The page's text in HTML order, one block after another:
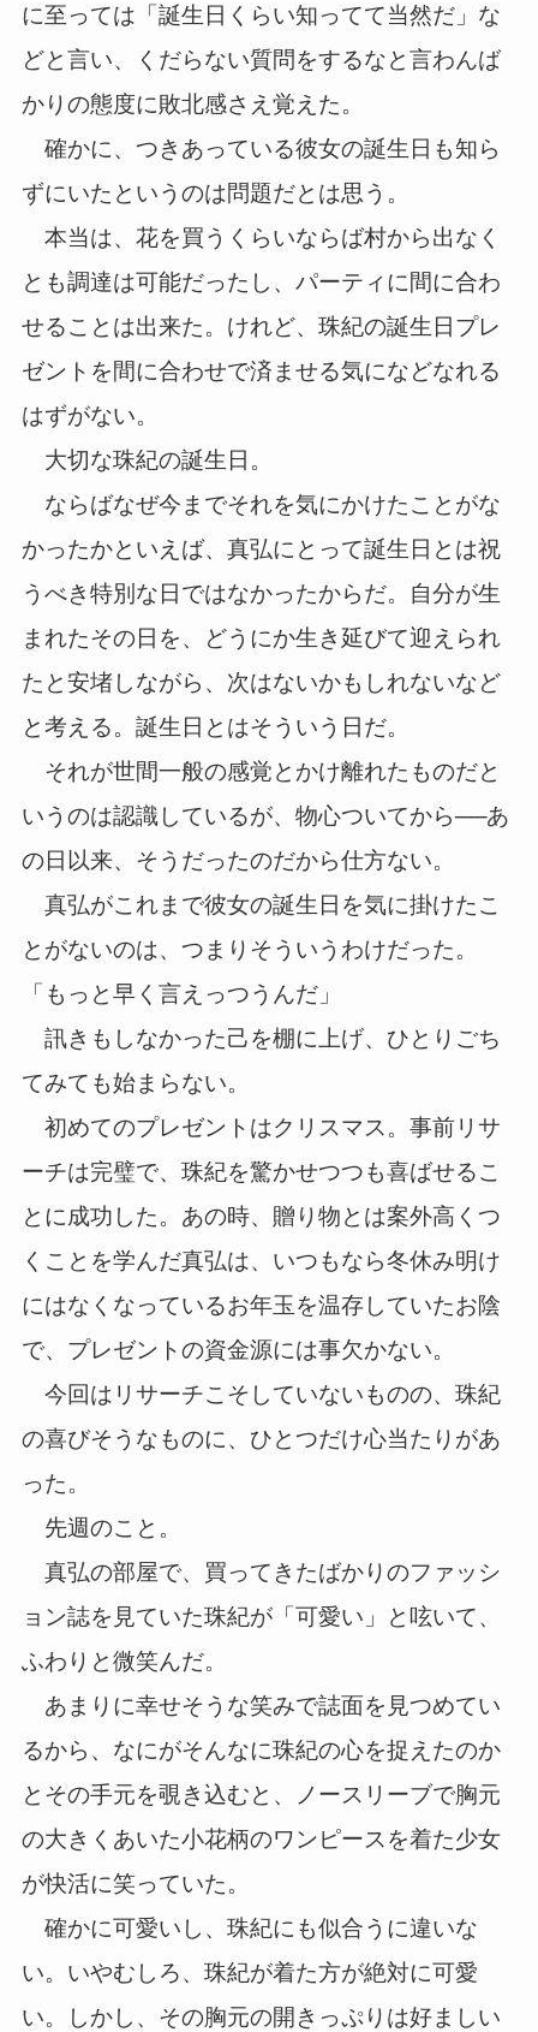
に至っては「誕生日くらい知ってて当然だ」な
どと言い、くだらない質問をするなと言わんば
かりの態度に敗北感さえ覚えた。
確かに、つきあっている彼女の誕生日も知ら
ずにいたというのは問題だとは思う。
本当は、花を買うくらいならば村から出なく
とも調達は可能だったし、パーティに間に合わ
せることは出来た。けれど、珠紀の誕生日プレ
ゼントを間に合わせで済ませる気になどなれる
はずがない。
大切な珠紀の誕生日。
ならばなぜ今までそれを気にかけたことがな
かったかといえば、真弘にとって誕生日とは祝
うべき特別な日ではなかったからだ。自分が生
まれたその日を、どうにか生き延びて迎えられ
たと安堵しながら、次はないかもしれないなど
と考える。誕生日とはそういう日だ。
それが世間一般の感覚とかけ離れたものだと
いうのは認識しているが、物心ついてから──あ
の日以来、そうだったのだから仕方ない。
真弘がこれまで彼女の誕生日を気に掛けたこ
とがないのは、つまりそういうわけだった。
「もっと早く言えっつうんだ」
訊きもしなかった己を棚に上げ、ひとりごち
てみても始まらない。
初めてのプレゼントはクリスマス。事前リサ
ーチは完璧で、珠紀を驚かせつつも喜ばせるこ
とに成功した。あの時、贈り物とは案外高くつ
くことを学んだ真弘は、いつもなら冬休み明け
にはなくなっているお年玉を温存していたお陰
で、プレゼントの資金源には事欠かない。
今回はリサーチこそしていないものの、珠紀
の喜びそうなものに、ひとつだけ心当たりがあ
った。
先週のこと。
真弘の部屋で、買ってきたばかりのファッシ
ョン誌を見ていた珠紀が「可愛い」と呟いて、
ふわりと微笑んだ。
あまりに幸せそうな笑みで誌面を見つめてい
るから、なにがそんなに珠紀の心を捉えたのか
とその手元を覗き込むと、ノースリーブで胸元
の大きくあいた小花柄のワンピースを着た少女
が快活に笑っていた。
確かに可愛いし、珠紀にも似合うに違いな
い。いやむしろ、珠紀が着た方が絶対に可愛
い。しかし、その胸元の開きっぷりは好ましい